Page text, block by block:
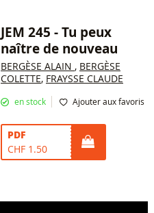
JEM 245 - Tu peux
naître de nouveau
BERGÈSE ALAIN , BERGÈSE
COLETTE, FRAYSSE CLAUDE
en stock Ajouter aux favoris
PDF
CHF 1.50